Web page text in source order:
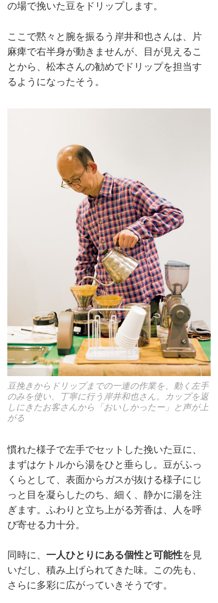
の場で挽いた豆をドリップします。
ここで黙々と腕を振るう岸井和也さんは、片
麻痺で右半身が動きませんが、目が見えるこ
とから、松本さんの勧めでドリップを担当す
るようになったそう。
豆挽きからドリップまでの一連の作業を、動く左手
のみを使い、丁寧に行う岸井和也さん。カップを返
しにきたお客さんから「おいしかったー」と声が上
がる
慣れた様子で左手でセットした挽いた豆に、
まずはケトルから湯をひと垂らし。豆がふっ
くらとして、表面からガスが抜ける様子にじ
っと目を凝らしたのち、細く、静かに湯を注
ぎます。ふわりと立ち上がる芳香は、人を呼
び寄せる力十分。
同時に、 一人ひとりにある個性と可能性を見
いだし、積み上げられてきた味。この先も、
さらに多彩に広がっていきそうです。